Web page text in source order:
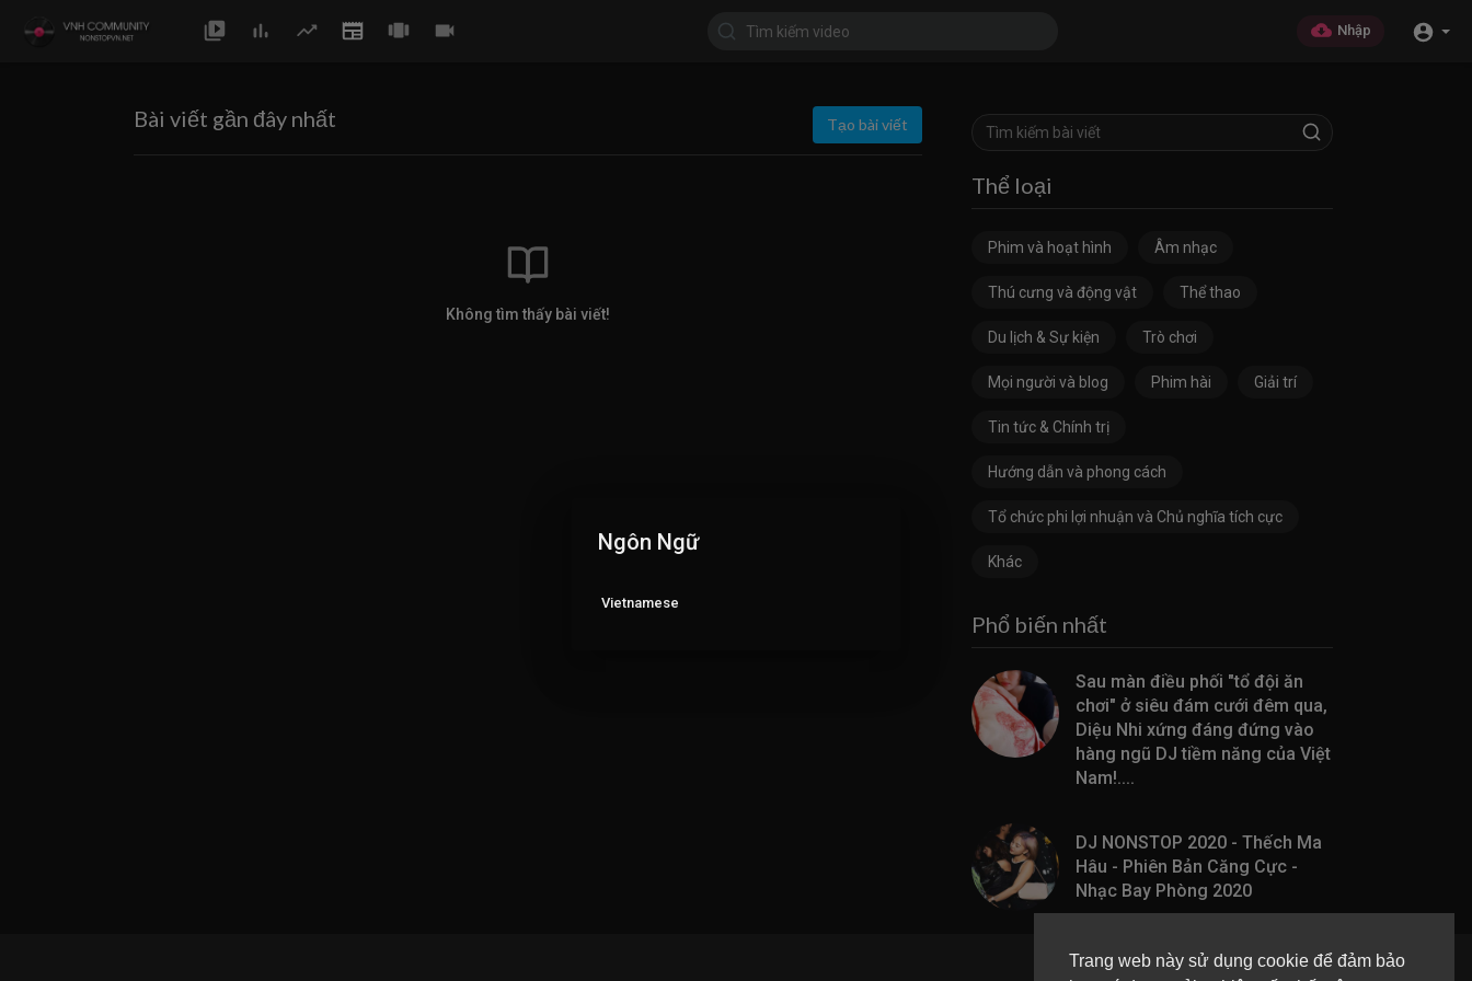
Trang web này sử dụng cookie để đảm bảo
Nhập
Bài viết gần đây nhất Tạo bài viết
Không tìm thấy bài viết!
Thể loại
Phim và hoạt hình Âm nhạc
Thú cưng và động vật Thể thao
Du lịch & Sự kiện Trò chơi
Mọi người và blog Phim hài Giải trí
Tin tức & Chính trị
Hướng dẫn và phong cách
Tổ chức phi lợi nhuận và Chủ nghĩa tích cực
Khác
Phổ biến nhất
Sau màn điều phối "tổ đội ăn
chơi" ở siêu đám cưới đêm qua,
Diệu Nhi xứng đáng đứng vào
hàng ngũ DJ tiềm năng của Việt
Nam!....
DJ NONSTOP 2020 - Thếch Ma
Hâu - Phiên Bản Căng Cực -
Nhạc Bay Phòng 2020
Ngôn Ngữ
Vietnamese